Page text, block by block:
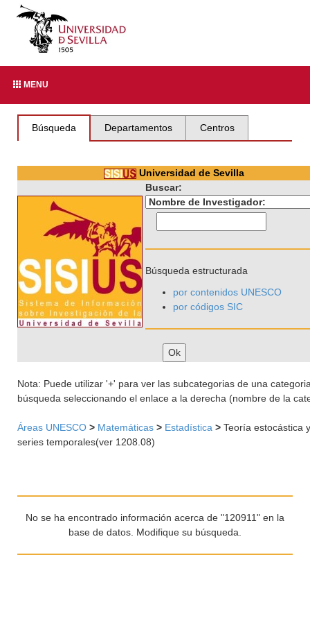
MENU
Búsqueda Departamentos Centros
Universidad de Sevilla
Buscar:
Búsqueda estructurada
por contenidos UNESCO
por códigos SIC
Nota: Puede utilizar '+' para ver las subcategorias de una
búsqueda seleccionando el enlace a la derecha (nombre de la
Áreas UNESCO > Matemáticas > Estadística > Teoría estocástica
series temporales(ver 1208.08)
No se ha encontrado información acerca de "120911" en la
base de datos. Modifique su búsqueda.